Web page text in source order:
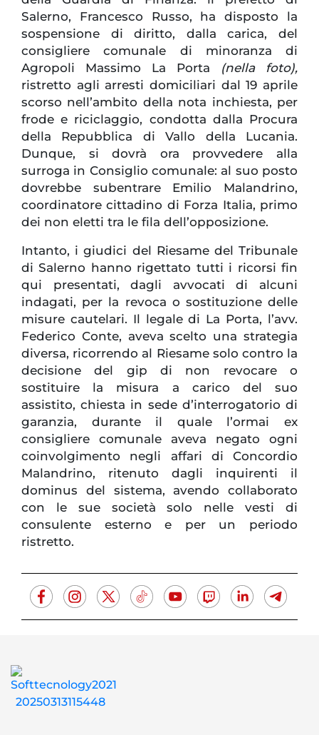
Salerno, Francesco Russo, ha disposto la
sospensione di diritto, dalla carica, del
consigliere comunale di minoranza di
Agropoli Massimo La Porta (nella foto),
ristretto agli arresti domiciliari dal 19 aprile
scorso nell’ambito della nota inchiesta, per
frode e riciclaggio, condotta dalla Procura
della Repubblica di Vallo della Lucania.
Dunque, si dovrà ora provvedere alla
surroga in Consiglio comunale: al suo posto
dovrebbe subentrare Emilio Malandrino,
coordinatore cittadino di Forza Italia, primo
dei non eletti tra le fila dell’opposizione.
Intanto, i giudici del Riesame del Tribunale
di Salerno hanno rigettato tutti i ricorsi fin
qui presentati, dagli avvocati di alcuni
indagati, per la revoca o sostituzione delle
misure cautelari. Il legale di La Porta, l’avv.
Federico Conte, aveva scelto una strategia
diversa, ricorrendo al Riesame solo contro la
decisione del gip di non revocare o
sostituire la misura a carico del suo
assistito, chiesta in sede d’interrogatorio di
garanzia, durante il quale l’ormai ex
consigliere comunale aveva negato ogni
coinvolgimento negli affari di Concordio
Malandrino, ritenuto dagli inquirenti il
dominus del sistema, avendo collaborato
con le sue società solo nelle vesti di
consulente esterno e per un periodo
ristretto.